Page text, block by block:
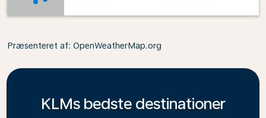
Præsenteret af: OpenWeatherMap.org
KLMs bedste destinationer